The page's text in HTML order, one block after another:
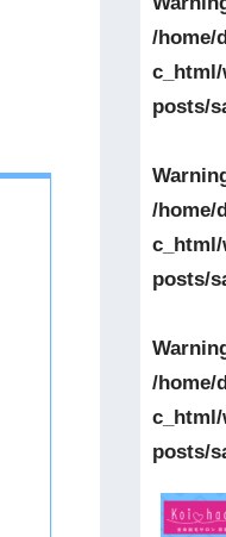
/home/
posts/
/home/
posts/
/home/
posts/